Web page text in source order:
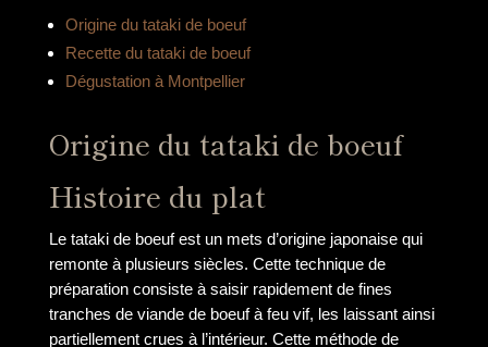
Origine du tataki de boeuf
Recette du tataki de boeuf
Dégustation à Montpellier
Origine du tataki de boeuf
Histoire du plat
Le tataki de boeuf est un mets d’origine japonaise qui
remonte à plusieurs siècles. Cette technique de
préparation consiste à saisir rapidement de fines
tranches de viande de boeuf à feu vif, les laissant ainsi
partiellement crues à l’intérieur. Cette méthode de